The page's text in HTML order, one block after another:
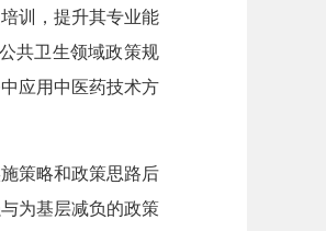
训，提升其专业能
共卫生领域政策规
应用中医药技术方
策略和政策思路后
为基层减负的政策